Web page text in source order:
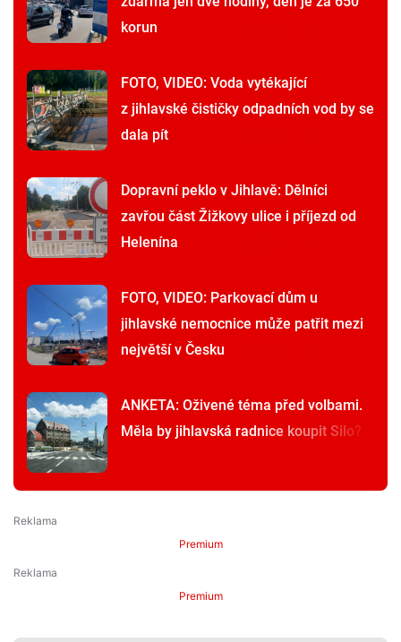
korun
FOTO, VIDEO: Voda vytékající
z jihlavské čističky odpadních vod by se
dala pít
Dopravní peklo v Jihlavě: Dělníci
zavřou část Žižkovy ulice i příjezd od
Helenína
FOTO, VIDEO: Parkovací dům u
jihlavské nemocnice může patřit mezi
největší v Česku
ANKETA: Oživené téma před volbami.
Měla by jihlavská radnice koupit Silo?
Premium
Premium